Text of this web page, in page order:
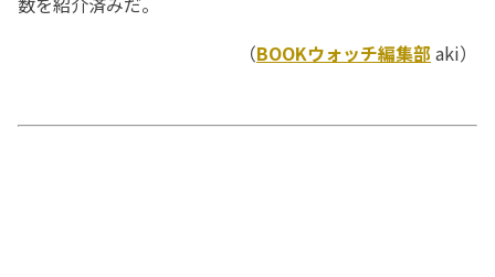
（BOOKウォッチ編集部 aki）